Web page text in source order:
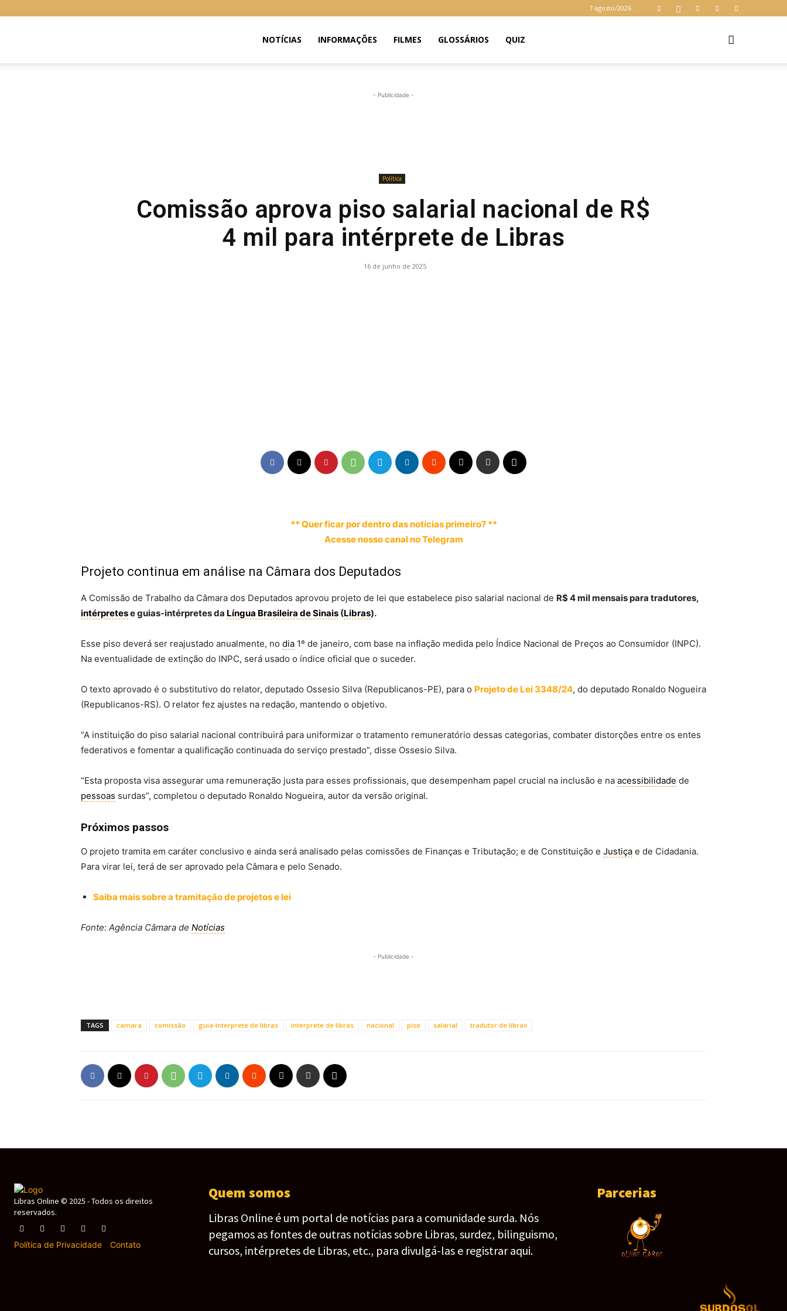
7 agosto/2026
NOTÍCIAS INFORMAÇÕES FILMES GLOSSÁRIOS QUIZ
- Publicidade -
Política
Comissão aprova piso salarial nacional de R$
4 mil para intérprete de Libras
16 de junho de 2025
** Quer ficar por dentro das notícias primeiro? **
Acesse nosso canal no Telegram
Projeto continua em análise na Câmara dos Deputados
A Comissão de Trabalho da Câmara dos Deputados aprovou projeto de lei que estabelece piso salarial nacional de R$ 4 mil mensais para tradutores,
intérpretese guias-intérpretes da Língua Brasileira de Sinais (Libras).
Esse piso deverá ser reajustado anualmente, no dia 1º de janeiro, com base na inflação medida pelo Índice Nacional de Preços ao Consumidor (INPC).
Na eventualidade de extinção do INPC, será usado o índice oficial que o suceder.
O texto aprovado é o substitutivo do relator, deputado Ossesio Silva (Republicanos-PE), para o Projeto de Lei 3348/24, do deputado Ronaldo Nogueira
(Republicanos-RS). O relator fez ajustes na redação, mantendo o objetivo.
“A instituição do piso salarial nacional contribuirá para uniformizar o tratamento remuneratório dessas categorias, combater distorções entre os entes
federativos e fomentar a qualificação continuada do serviço prestado”, disse Ossesio Silva.
“Esta proposta visa assegurar uma remuneração justa para esses profissionais, que desempenham papel crucial na inclusão e na acessibilidade de
pessoas surdas”, completou o deputado Ronaldo Nogueira, autor da versão original.
Próximos passos
O projeto tramita em caráter conclusivo e ainda será analisado pelas comissões de Finanças e Tributação; e de Constituição e Justiça e de Cidadania.
Para virar lei, terá de ser aprovado pela Câmara e pelo Senado.
Saiba mais sobre a tramitação de projetos e lei
Fonte: Agência Câmara de Notícias
- Publicidade -
TAGS camara comissão guia-interprete de libras interprete de libras nacional piso salarial tradutor de libras
Libras Online © 2025 - Todos os direitos
reservados.
Política de Privacidade Contato
Quem somos
Libras Online é um portal de notícias para a comunidade surda. Nós
pegamos as fontes de outras notícias sobre Libras, surdez, bilinguismo,
cursos, intérpretes de Libras, etc., para divulgá-las e registrar aqui.
Parcerias